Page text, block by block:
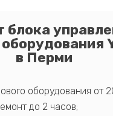
блока
в Перми
оборудования от
до 2 часов;